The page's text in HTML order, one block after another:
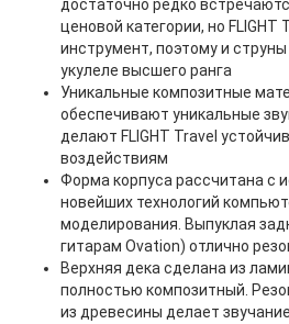
достаточно редко
ценовой категории, но
инструмент, поэтому и
укулеле высшего ранга
Уникальные композитные
обеспечивают уникальные
делают FLIGHT Travel
воздействиям
Форма корпуса рассчитана с
новейших технологий
моделирования. Выпуклая
гитарам Ovation) отлично
Верхняя дека сделана из
полностью композитный.
из древесины делает